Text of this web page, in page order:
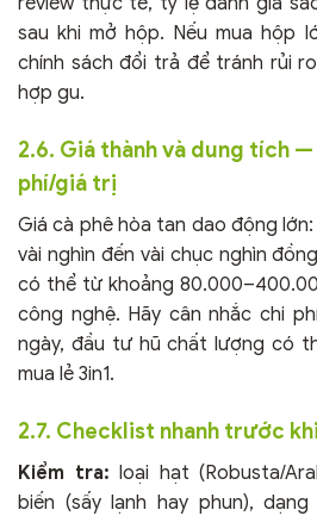
sau khi mở hộp. Nếu mua hộp
chính sách đổi trả để tránh rủi
hợp gu.
2.6. Giá thành và dung tích
phí/giá trị
Giá cà phê hòa tan dao động
vài nghìn đến vài chục nghìn
có thể từ khoảng
công nghệ. Hãy cân nhắc chi
ngày, đầu tư hũ chất lượng có
mua lẻ 3in1.
2.7. Checklist nhanh trước
Kiểm tra: loại hạt (Robusta/
biến (sấy lạnh hay phun),